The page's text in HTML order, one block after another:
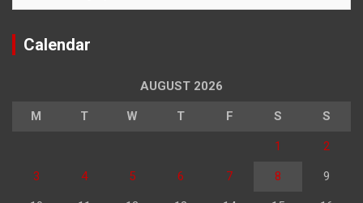
Calendar
AUGUST 2026
M T W T F S S
1 2
3 4 5 6 7 8 9